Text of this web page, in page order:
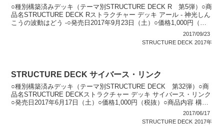
○種別構築済みデッキ（テーマ別STRUCTURE DECK R 第5弾）○商
品名STRUCTURE DECK Rストラクチャー デッキ アール - 神光しん
こうの波動はどう -○発売日2017年9月23日（土）○価格1,000円（税
2017/09/23
STRUCTURE DECK 2017年
STRUCTURE DECK サイバース・リンク
○種別構築済みデッキ（テーマ別STRUCTURE DECK 第32弾）○商
品名STRUCTURE DECKストラクチャー デッキ サイバース・リンク
○発売日2017年6月17日（土）○価格1,000円（税抜）○商品内容 構築
2017/06/17
STRUCTURE DECK 2017年